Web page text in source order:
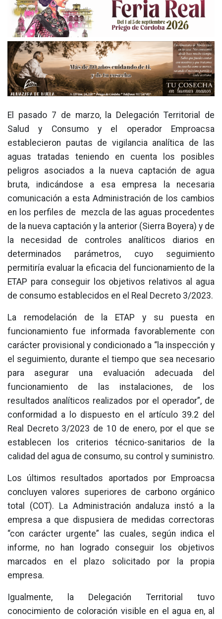
El pasado 7 de marzo, la Delegación Territorial de
Salud y Consumo y el operador Emproacsa
establecieron pautas de vigilancia analítica de las
aguas tratadas teniendo en cuenta los posibles
peligros asociados a la nueva captación de agua
bruta, indicándose a esa empresa la necesaria
comunicación a esta Administración de los cambios
en los perfiles de mezcla de las aguas procedentes
de la nueva captación y la anterior (Sierra Boyera) y de
la necesidad de controles analíticos diarios en
determinados parámetros, cuyo seguimiento
permitiría evaluar la eficacia del funcionamiento de la
ETAP para conseguir los objetivos relativos al agua
de consumo establecidos en el Real Decreto 3/2023.
La remodelación de la ETAP y su puesta en
funcionamiento fue informada favorablemente con
carácter provisional y condicionado a “la inspección y
el seguimiento, durante el tiempo que sea necesario
para asegurar una evaluación adecuada del
funcionamiento de las instalaciones, de los
resultados analíticos realizados por el operador”, de
conformidad a lo dispuesto en el artículo 39.2 del
Real Decreto 3/2023 de 10 de enero, por el que se
establecen los criterios técnico-sanitarios de la
calidad del agua de consumo, su control y suministro.
Los últimos resultados aportados por Emproacsa
concluyen valores superiores de carbono orgánico
total (COT). La Administración andaluza instó a la
empresa a que dispusiera de medidas correctoras
“con carácter urgente” las cuales, según indica el
informe, no han logrado conseguir los objetivos
marcados en el plazo solicitado por la propia
empresa.
Igualmente, la Delegación Territorial tuvo
conocimiento de coloración visible en el agua en, al